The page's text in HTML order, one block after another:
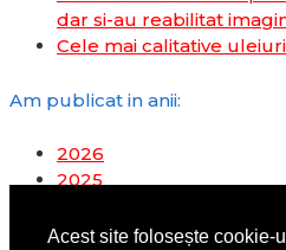
Acest site folosește cookie-
dar si-au reabilitat
Cele mai calitative
Am publicat in anii:
2026
2025
2023